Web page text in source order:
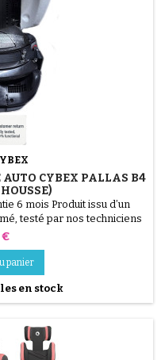
AUTO CYBEX PALLAS B4
6 mois Produit issu d’un
testé par nos techniciens
siège auto à moindre coût.
ou fissurée. Réutilisez
une remise à...
€
panier
en stock